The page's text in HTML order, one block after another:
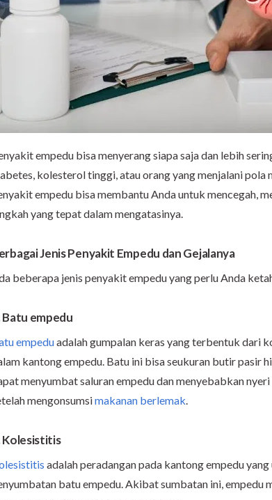
empedu bisa menyerang siapa saja dan lebih
kolesterol tinggi, atau orang yang menjalani pola
empedu bisa membantu Anda untuk mencegah,
yang tepat dalam mengatasinya.
Jenis Penyakit Empedu dan Gejalanya
beberapa jenis penyakit empedu yang perlu Anda
Batu empedu
empeduadalah gumpalan keras yang terbentuk dari
kantong empedu. Batu ini bisa seukuran butir pasir
menyumbat saluran empedu dan menyebabkan
mengonsumsimakanan berlemak.
Kolesistitis
adalah peradangan pada kantong empedu
batu empedu. Akibat sumbatan ini, empedu